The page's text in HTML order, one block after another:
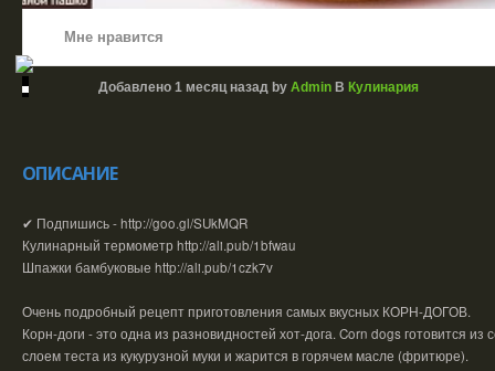
Мне нравится
Добавлено 1 месяц назадby AdminВ Кулинария
ОПИСАНИЕ
✔ Подпишись - http://goo.gl/SUkMQR
Кулинарный термометр http://ali.pub/1bfwau
Шпажки бамбуковые http://ali.pub/1czk7v
Очень подробный рецепт приготовления самых вкусных КОРН-ДОГОВ.
Корн-доги - это одна из разновидностей хот-дога. Corn dogs готовится
слоем теста из кукурузной муки и жарится в горячем масле (фритюре).